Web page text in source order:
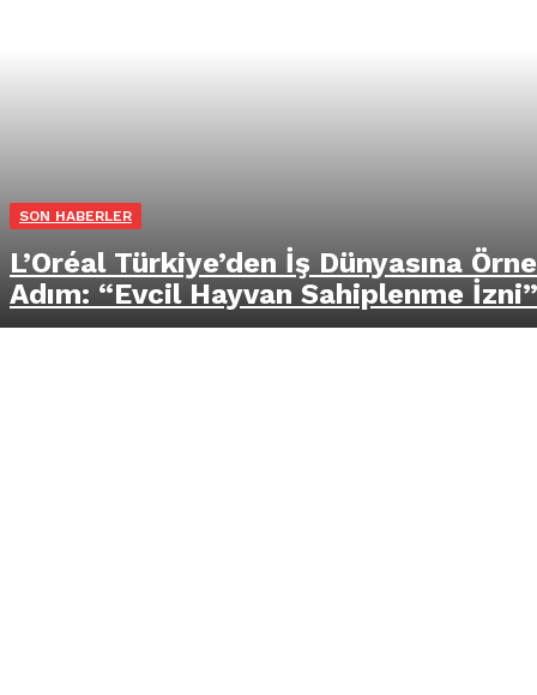
SON HABERLER
L’Oréal Türkiye’den İş Dünyasına
Adım: “Evcil Hayvan Sahiplenme İzni”